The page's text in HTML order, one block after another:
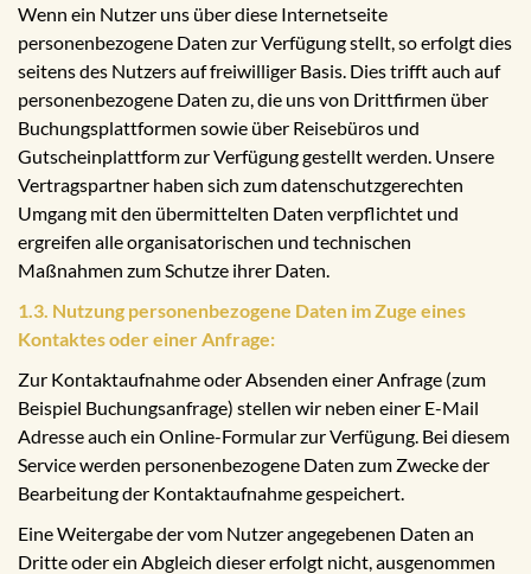
Wenn ein Nutzer uns über diese Internetseite
personenbezogene Daten zur Verfügung stellt, so erfolgt dies
seitens des Nutzers auf freiwilliger Basis. Dies trifft auch auf
personenbezogene Daten zu, die uns von Drittfirmen über
Buchungsplattformen sowie über Reisebüros und
Gutscheinplattform zur Verfügung gestellt werden. Unsere
Vertragspartner haben sich zum datenschutzgerechten
Umgang mit den übermittelten Daten verpflichtet und
ergreifen alle organisatorischen und technischen
Maßnahmen zum Schutze ihrer Daten.
1.3. Nutzung personenbezogene Daten im Zuge eines
Kontaktes oder einer Anfrage:
Zur Kontaktaufnahme oder Absenden einer Anfrage (zum
Beispiel Buchungsanfrage) stellen wir neben einer E-Mail
Adresse auch ein Online-Formular zur Verfügung. Bei diesem
Service werden personenbezogene Daten zum Zwecke der
Bearbeitung der Kontaktaufnahme gespeichert.
Eine Weitergabe der vom Nutzer angegebenen Daten an
Dritte oder ein Abgleich dieser erfolgt nicht, ausgenommen